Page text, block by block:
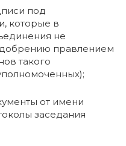
под
которые в
не
правлением
такого
от имени
заседания